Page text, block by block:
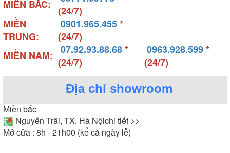
MIỀN BẮC: (24/7)
MIỀN
TRUNG:
0901.965.455*
(24/7)
MIỀN NAM:
07.92.93.88.68*
(24/7)
0963.928.599*
(24/7)
Địa chỉ showroom
Miền bắc
Nguyễn Trãi, TX, Hà Nộichi tiết >>
Mở cửa : 8h - 21h00 (kể cả ngày lễ)